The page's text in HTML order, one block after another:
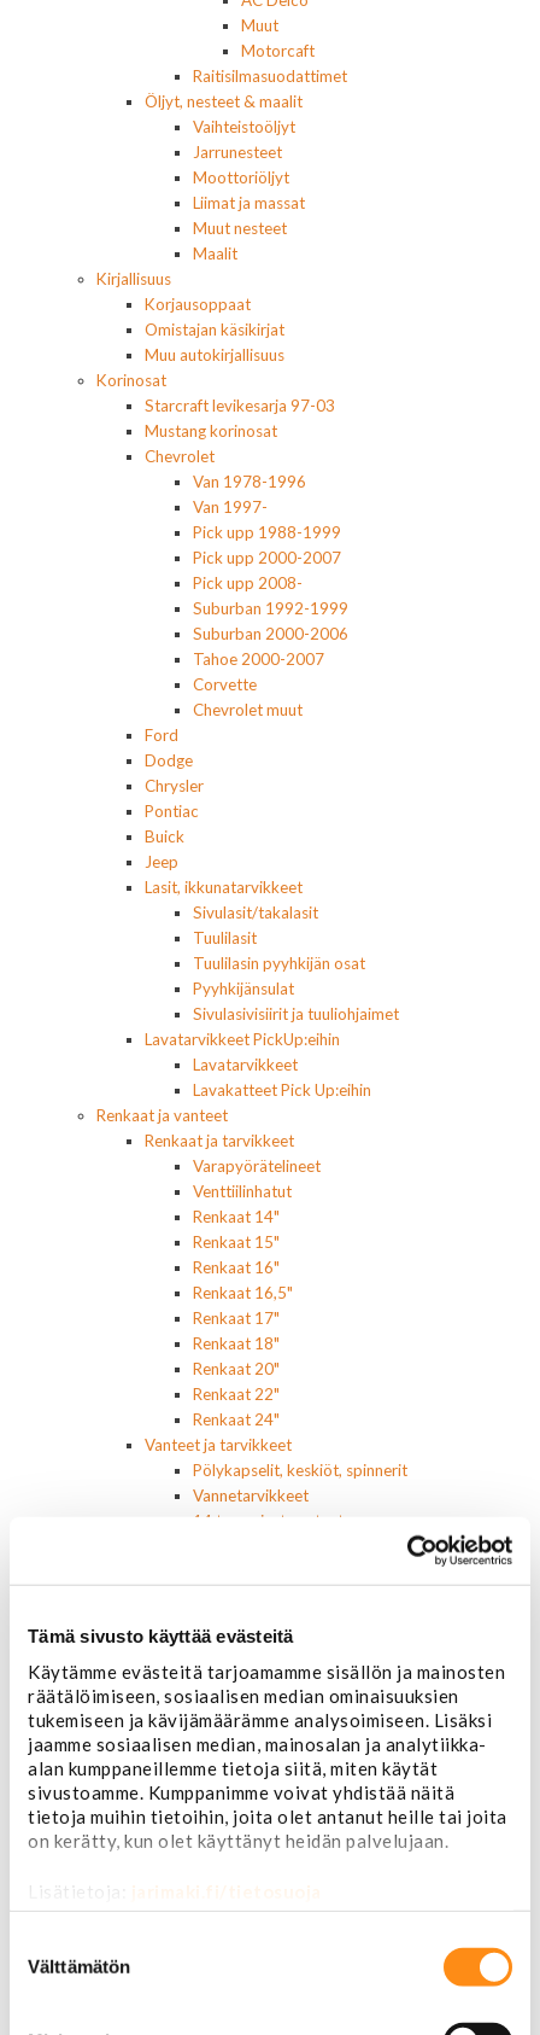
Tämä sivusto käyttää evästeitä
Käytämme evästeitä tarjoamamme sisällön ja mainosten
räätälöimiseen, sosiaalisen median ominaisuuksien
tukemiseen ja kävijämäärämme analysoimiseen. Lisäksi
jaamme sosiaalisen median, mainosalan ja analytiikka-
alan kumppaneillemme tietoja siitä, miten käytät
sivustoamme. Kumppanimme voivat yhdistää näitä
tietoja muihin tietoihin, joita olet antanut heille tai joita
on kerätty, kun olet käyttänyt heidän palvelujaan.
Lisätietoja: jarimaki.fi/tietosuoja
valinta
Välttämätön
Muut
Motorcaft
Raitisilmasuodattimet
Öljyt, nesteet & maalit
Vaihteistoöljyt
Jarrunesteet
Moottoriöljyt
Liimat ja massat
Muut nesteet
Maalit
Kirjallisuus
Korjausoppaat
Omistajan käsikirjat
Muu autokirjallisuus
Korinosat
Starcraft levikesarja 97-03
Mustang korinosat
Chevrolet
Van 1978-1996
Van 1997-
Pick upp 1988-1999
Pick upp 2000-2007
Pick upp 2008-
Suburban 1992-1999
Suburban 2000-2006
Tahoe 2000-2007
Corvette
Chevrolet muut
Ford
Dodge
Chrysler
Pontiac
Buick
Jeep
Lasit, ikkunatarvikkeet
Sivulasit/takalasit
Tuulilasit
Tuulilasin pyyhkijän osat
Pyyhkijänsulat
Sivulasivisiirit ja tuuliohjaimet
Lavatarvikkeet PickUp:eihin
Lavatarvikkeet
Lavakatteet Pick Up:eihin
Renkaat ja vanteet
Renkaat ja tarvikkeet
Varapyörätelineet
Venttiilinhatut
Renkaat 14"
Renkaat 15"
Renkaat 16"
Renkaat 16,5"
Renkaat 17"
Renkaat 18"
Renkaat 20"
Renkaat 22"
Renkaat 24"
Vanteet ja tarvikkeet
Pölykapselit, keskiöt, spinnerit
Vannetarvikkeet
14 tuumaiset vanteet
20 tuumaiset vanteet
22 tuumaiset vanteet
24 tuumaiset vanteet
Sisusta
Ehosteet
Istuimet ja tarvikkeet
Lattiamatot
Ratit ja ratinpäälliset
Ratit